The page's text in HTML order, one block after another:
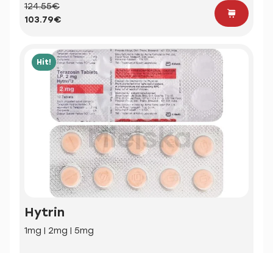
124.55€
103.79€
Hit!
Hytrin
1mg | 2mg | 5mg